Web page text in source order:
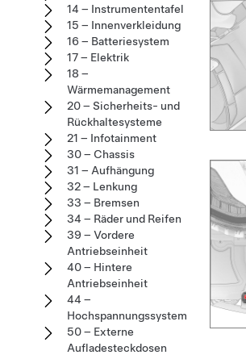
14 – Instrumententafel
15 – Innenverkleidung
16 – Batteriesystem
17 – Elektrik
18 –
Wärmemanagement
20 – Sicherheits- und
Rückhaltesysteme
21 – Infotainment
30 – Chassis
31 – Aufhängung
32 – Lenkung
33 – Bremsen
34 – Räder und Reifen
39 – Vordere
Antriebseinheit
40 – Hintere
Antriebseinheit
44 –
Hochspannungssystem
50 – Externe
Aufladesteckdosen